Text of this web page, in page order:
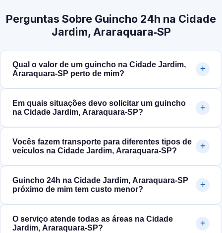
Perguntas Sobre Guincho 24h na Cidade
Jardim, Araraquara‑SP
Qual o valor de um guincho na Cidade Jardim,
Araraquara‑SP perto de mim?
Em quais situações devo solicitar um guincho
na Cidade Jardim, Araraquara‑SP?
Vocês fazem transporte para diferentes tipos de
veículos na Cidade Jardim, Araraquara‑SP?
Guincho 24h na Cidade Jardim, Araraquara‑SP
próximo de mim tem custo menor?
O serviço atende todas as áreas na Cidade
Jardim, Araraquara‑SP?